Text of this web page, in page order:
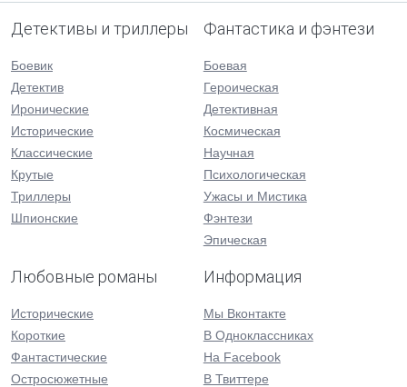
Детективы и триллеры
Боевик
Детектив
Иронические
Исторические
Классические
Крутые
Триллеры
Шпионские
Фантастика и фэнтези
Боевая
Героическая
Детективная
Космическая
Научная
Психологическая
Ужасы и Мистика
Фэнтези
Эпическая
Любовные романы
Исторические
Короткие
Фантастические
Остросюжетные
Информация
Мы Вконтакте
В Одноклассниках
На Facebook
В Твиттере